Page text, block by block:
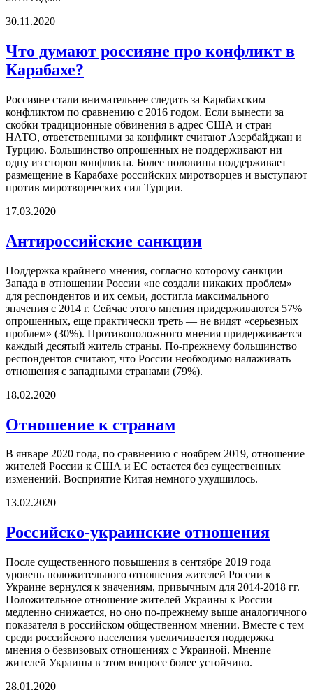
30.11.2020
Что думают россияне про конфликт в
Карабахе?
Россияне стали внимательнее следить за Карабахским
конфликтом по сравнению с 2016 годом. Если вынести за
скобки традиционные обвинения в адрес США и стран
НАТО, ответственными за конфликт считают Азербайджан и
Турцию. Большинство опрошенных не поддерживают ни
одну из сторон конфликта. Более половины поддерживает
размещение в Карабахе российских миротворцев и выступают
против миротворческих сил Турции.
17.03.2020
Антироссийские санкции
Поддержка крайнего мнения, согласно которому санкции
Запада в отношении России «не создали никаких проблем»
для респондентов и их семьи, достигла максимального
значения с 2014 г. Сейчас этого мнения придерживаются 57%
опрошенных, еще практически треть — не видят «серьезных
проблем» (30%). Противоположного мнения придерживается
каждый десятый житель страны. По-прежнему большинство
респондентов считают, что России необходимо налаживать
отношения с западными странами (79%).
18.02.2020
Отношение к странам
В январе 2020 года, по сравнению с ноябрем 2019, отношение
жителей России к США и ЕС остается без существенных
изменений. Восприятие Китая немного ухудшилось.
13.02.2020
Российско-украинские отношения
После существенного повышения в сентябре 2019 года
уровень положительного отношения жителей России к
Украине вернулся к значениям, привычным для 2014-2018 гг.
Положительное отношение жителей Украины к России
медленно снижается, но оно по-прежнему выше аналогичного
показателя в российском общественном мнении. Вместе с тем
среди российского населения увеличивается поддержка
мнения о безвизовых отношениях с Украиной. Мнение
жителей Украины в этом вопросе более устойчиво.
28.01.2020